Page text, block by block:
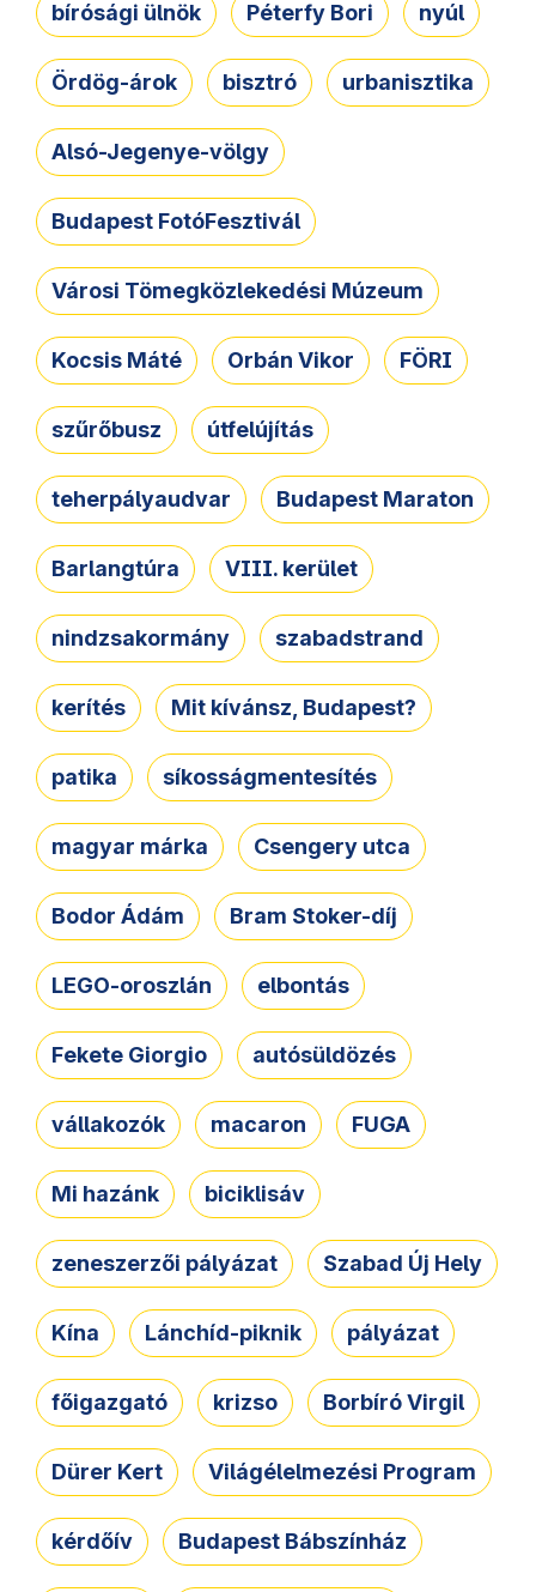
bírósági ülnök Péterfy Bori nyúl
Ördög-árok bisztró urbanisztika
Alsó-Jegenye-völgy
Budapest FotóFesztivál
Városi Tömegközlekedési Múzeum
Kocsis Máté Orbán Vikor FÖRI
szűrőbusz útfelújítás
teherpályaudvar Budapest Maraton
Barlangtúra VIII. kerület
nindzsakormány szabadstrand
kerítés Mit kívánsz, Budapest?
patika síkosságmentesítés
magyar márka Csengery utca
Bodor Ádám Bram Stoker-díj
LEGO-oroszlán elbontás
Fekete Giorgio autósüldözés
vállakozók macaron FUGA
Mi hazánk biciklisáv
zeneszerzői pályázat Szabad Új Hely
Kína Lánchíd-piknik pályázat
főigazgató krizso Borbíró Virgil
Dürer Kert Világélelmezési Program
kérdőív Budapest Bábszínház